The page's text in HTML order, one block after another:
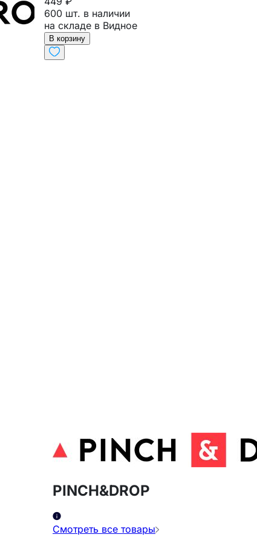
600 шт. в наличии
на складе в Видное
В корзину
PINCH&DROP
Смотреть все товары